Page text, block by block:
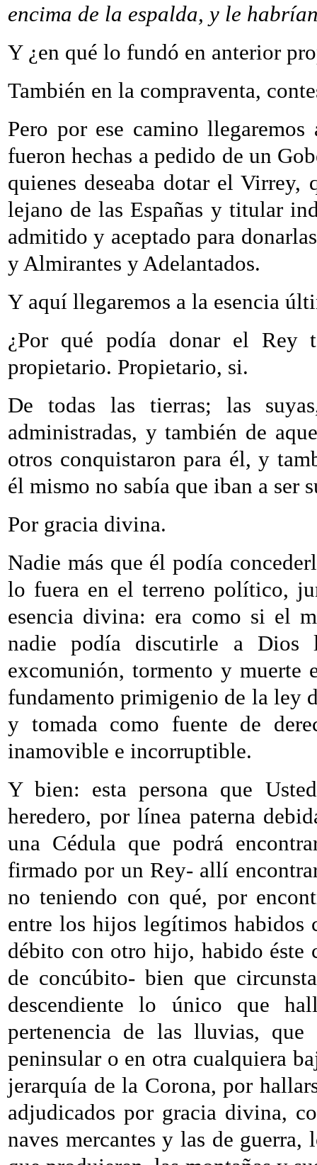
encima de la espalda, y le
Y ¿en qué lo fundó en anterior
También en la compraventa,
Pero por ese camino
fueron hechas a pedido de un
quienes deseaba dotar el Virrey,
lejano de las Españas y titular
admitido y aceptado para
y Almirantes y Adelantados.
Y aquí llegaremos a la esencia
¿Por qué podía donar el Rey
propietario. Propietario, si.
De todas las tierras; las
administradas, y también de
otros conquistaron para él, y
él mismo no sabía que iban a ser
Por gracia divina.
Nadie más que él podía
lo fuera en el terreno político,
esencia divina: era como si el
nadie podía discutirle a Dios
excomunión, tormento y muerte
fundamento primigenio de la ley
y tomada como fuente de
inamovible e incorruptible.
Y bien: esta persona que
heredero, por línea paterna
una Cédula que podrá
firmado por un Rey- allí
no teniendo con qué, por
entre los hijos legítimos habidos
débito con otro hijo, habido éste
de concúbito- bien que
descendiente lo único que
pertenencia de las lluvias,
peninsular o en otra cualquiera
jerarquía de la Corona, por
adjudicados por gracia divina,
naves mercantes y las de guerra,